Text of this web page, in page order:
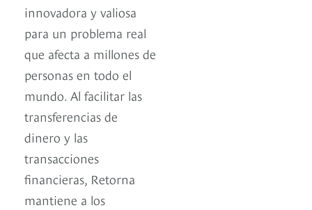
innovadora y valiosa
para un problema real
que afecta a millones de
personas en todo el
mundo. Al facilitar las
transferencias de
dinero y las
transacciones
financieras, Retorna
mantiene a los